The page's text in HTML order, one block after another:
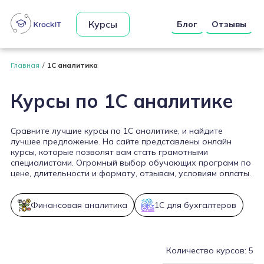
Курсы Блог Отзывы
Главная 1С аналитика
Курсы по 1С аналитике
Сравните лучшие курсы по 1С аналитике, и найдите
лучшее предложение. На сайте представлены онлайн
курсы, которые позволят вам стать грамотными
специалистами. Огромный выбор обучающих программ по
цене, длительности и формату, отзывам, условиям оплаты.
Финансовая аналитика 1С для бухгалтеров
Количество курсов: 5